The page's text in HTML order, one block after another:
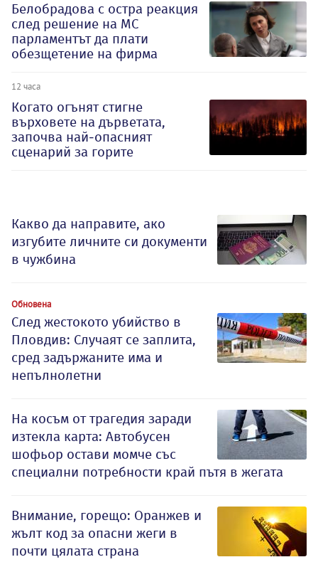
Белобрадова с остра реакция
след решение на МС
парламентът да плати
обезщетение на фирма
12 часа
Когато огънят стигне
върховете на дърветата,
започва най-опасният
сценарий за горите
Какво да направите, ако
изгубите личните си документи
в чужбина
Обновена
След жестокото убийство в
Пловдив: Случаят се заплита,
сред задържаните има и
непълнолетни
На косъм от трагедия заради
изтекла карта: Автобусен
шофьор остави момче със
специални потребности край пътя в жегата
Внимание, горещо: Оранжев и
жълт код за опасни жеги в
почти цялата страна